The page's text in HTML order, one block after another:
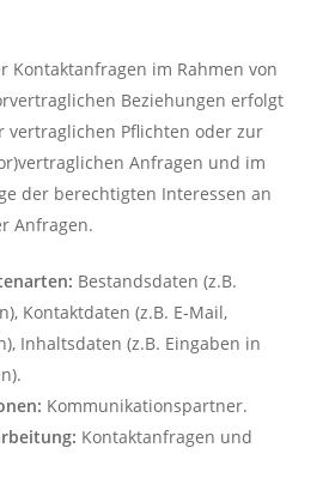
Kontaktanfragen im Rahmen von
Beziehungen erfolgt
vertraglichen Pflichten oder zur
Anfragen und im
der berechtigten Interessen an
Anfragen.
Bestandsdaten (z.B.
Kontaktdaten (z.B. E-Mail,
Inhaltsdaten (z.B. Eingaben in
Kommunikationspartner.
Kontaktanfragen und